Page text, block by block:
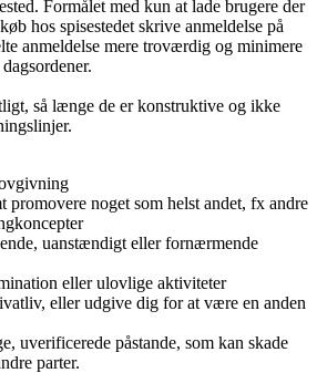
Formålet med kun at lade brugere der
hos spisestedet skrive anmeldelse på
anmeldelse mere troværdig og minimere
så længe de er konstruktive og ikke
promovere noget som helst andet, fx andre
uanstændigt eller fornærmende
eller ulovlige aktiviteter
eller udgive dig for at være en anden
uverificerede påstande, som kan skade
parter.